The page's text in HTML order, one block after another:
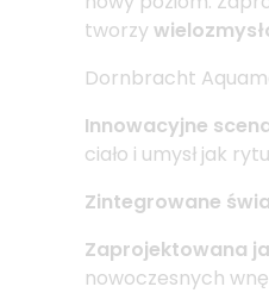
tworzy
Dornbracht
Innowacyjne
ciało i umysł jak
Zintegrowane
Zaprojektowana
nowoczesnych